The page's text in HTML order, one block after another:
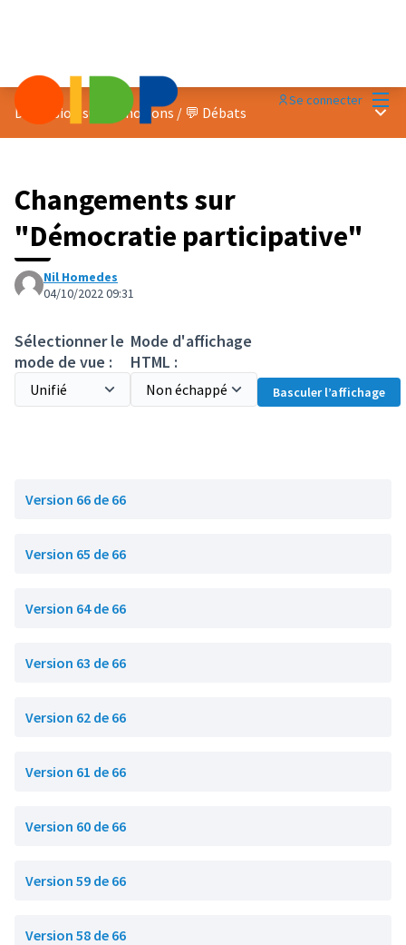
Se connecter
Discussion sur les notions / 💬 Débats
Changements sur
"Démocratie participative"
Nil Homedes
04/10/2022 09:31
Sélectionner le
mode de vue :
Mode d'affichage
HTML :
Basculer l’affichage
Version 66 de 66
Version 65 de 66
Version 64 de 66
Version 63 de 66
Version 62 de 66
Version 61 de 66
Version 60 de 66
Version 59 de 66
Version 58 de 66